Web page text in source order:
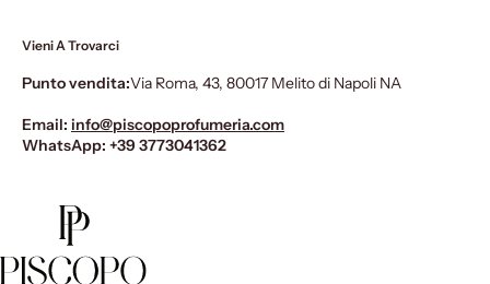
Vieni A Trovarci
Punto vendita:Via Roma, 43, 80017 Melito di Napoli NA
Email: info@piscopoprofumeria.com
WhatsApp: +39 3773041362